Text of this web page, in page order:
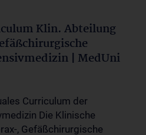
Klin. Abteilung
| MedUni
Curriculum der
Die Klinische
, Gefäßchirurgische